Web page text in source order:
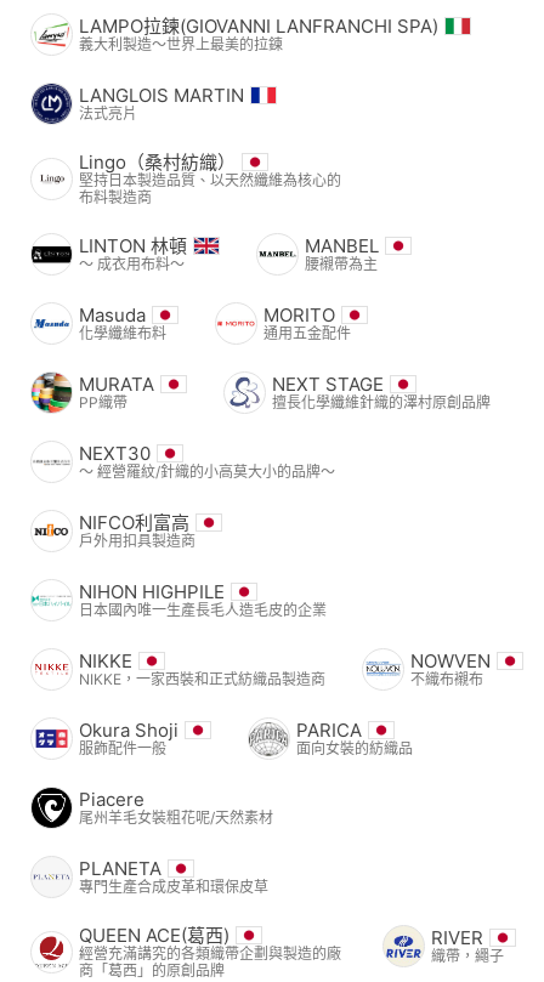
LAMPO拉鍊(GIOVANNI LANFRANCHI SPA)
義大利製造～世界上最美的拉鍊
LANGLOIS MARTIN
法式亮片
Lingo（桑村紡織）
堅持日本製造品質、以天然纖維為核心的
布料製造商
LINTON 林頓
〜 成衣用布料〜
MANBEL
腰襯帶為主
Masuda
化學纖維布料
MORITO
通用五金配件
MURATA
PP織帶
NEXT STAGE
擅長化學纖維針織的澤村原創品牌
NEXT30
〜 經營羅紋/針織的小高莫大小的品牌〜
NIFCO利富高
戶外用扣具製造商
NIHON HIGHPILE
日本國內唯一生產長毛人造毛皮的企業
NIKKE
NIKKE，一家西裝和正式紡織品製造商
NOWVEN
不織布襯布
Okura Shoji
服飾配件一般
PARICA
面向女裝的紡織品
Piacere
尾州羊毛女裝粗花呢/天然素材
PLANETA
專門生產合成皮革和環保皮草
QUEEN ACE(葛西)
經營充滿講究的各類織帶企劃與製造的廠
商「葛西」的原創品牌
RIVER
織帶，繩子